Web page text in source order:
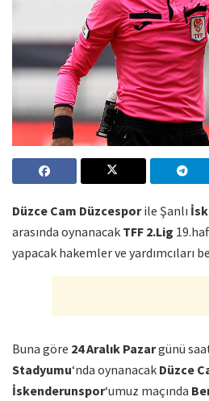
Düzce Cam Düzcesporile Şanlı
arasında oynanacak TFF 2.Lig
yapacak hakemler ve yardımcıları
Buna göre 24 Aralık Pazargünü
Stadyumu‘nda oynanacak Düzce
İskenderunspor‘umuz maçında